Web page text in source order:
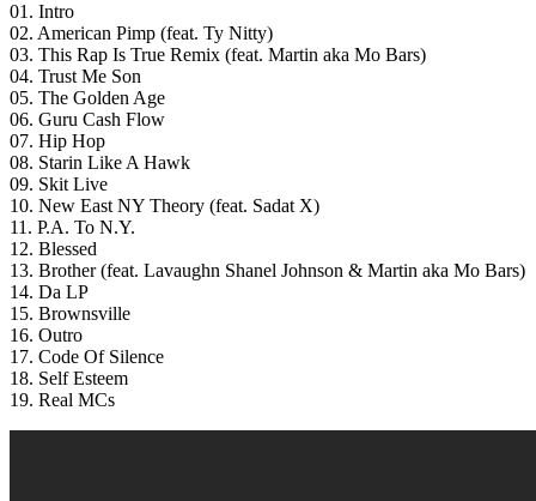
01. Intro
02. American Pimp (feat. Ty Nitty)
03. This Rap Is True Remix (feat. Martin aka Mo Bars)
04. Trust Me Son
05. The Golden Age
06. Guru Cash Flow
07. Hip Hop
08. Starin Like A Hawk
09. Skit Live
10. New East NY Theory (feat. Sadat X)
11. P.A. To N.Y.
12. Blessed
13. Brother (feat. Lavaughn Shanel Johnson & Martin aka Mo Bars)
14. Da LP
15. Brownsville
16. Outro
17. Code Of Silence
18. Self Esteem
19. Real MCs